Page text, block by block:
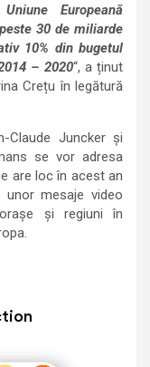
Europeană
30 de miliarde
10% din bugetul
– 2020“, a ținut
Crețu în legătură
Claude Juncker și
se vor adresa
are loc în acest an
unor mesaje video
și regiuni în